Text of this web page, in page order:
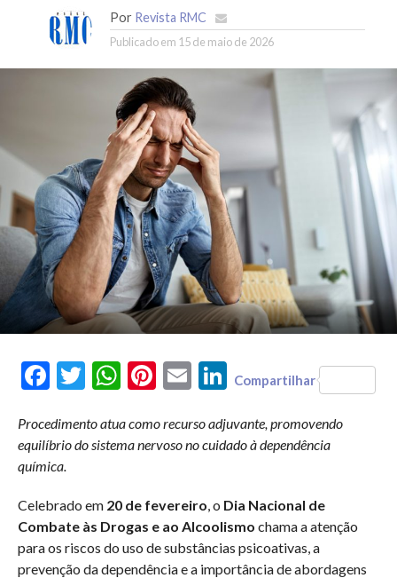
Por Revista RMC
Publicado em 15 de maio de 2026
FacebookTwitterWhatsAppPinterest
Email LinkedIn
Compartilhar
Procedimento atua como recurso adjuvante, promovendo
equilíbrio do sistema nervoso no cuidado à dependência
química.
Celebrado em 20 de fevereiro , o Dia Nacional de
Combate às Drogas e ao Alcoolismo chama a atenção
para os riscos do uso de substâncias psicoativas, a
prevenção da dependência e a importância de abordagens